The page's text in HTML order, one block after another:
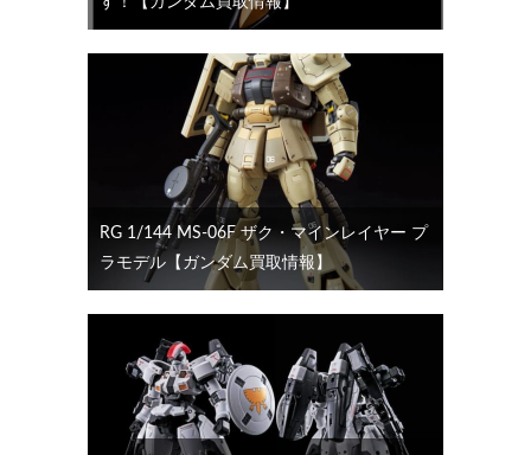
RG 1/144 MS-06F ザク・マインレイヤー プ
ラモデル【ガンダム買取情報】